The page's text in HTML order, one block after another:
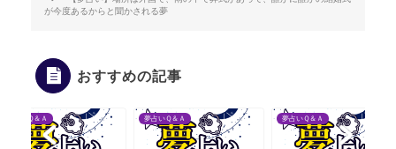
が今度あるからと聞かされる夢
おすすめの記事
夢占いＱ＆Ａ 夢占いＱ＆Ａ 夢占いＱ＆Ａ